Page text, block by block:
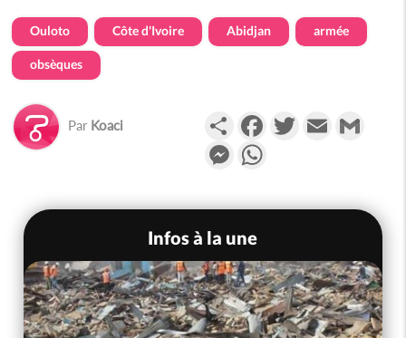
Ouloto Côte d'Ivoire Abidjan armée
obsèques
Par Koaci PartagerFacebookTwitterEmail
Messenger
Infos à la une